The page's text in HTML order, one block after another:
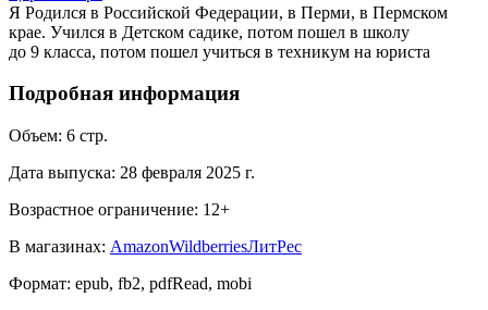
Я Родился в Российской Федерации, в Перми, в Пермском
крае. Учился в Детском садике, потом пошел в школу
до 9 класса, потом пошел учиться в техникум на юриста
Подробная информация
Объем: 6 стр.
Дата выпуска: 28 февраля 2025 г.
Возрастное ограничение: 12+
В магазинах: AmazonWildberriesЛитРес
Формат: epub, fb2, pdfRead, mobi